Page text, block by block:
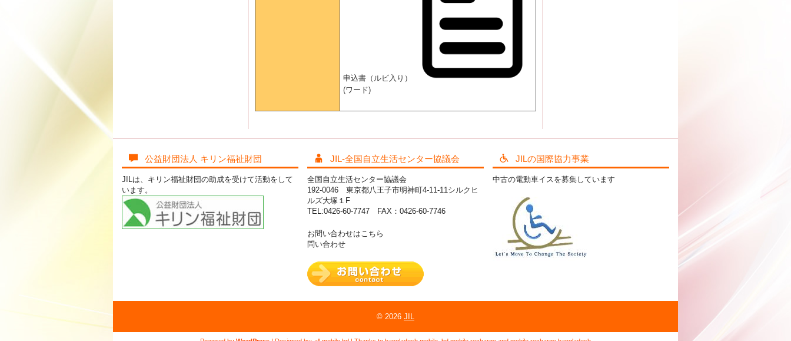
申込書（ルビ入り）
(ワード)
公益財団法人 キリン福祉財団
JILは、キリン福祉財団の助成を受けて活動をして
います。
JIL-全国自立生活センター協議会
全国自立生活センター協議会
192-0046 東京都八王子市明神町4-11-11シルクヒ
ルズ大塚１F
TEL:0426-60-7747 FAX：0426-60-7746
お問い合わせはこちら
問い合わせ
JILの国際協力事業
中古の電動車イスを募集しています
© 2026 JIL